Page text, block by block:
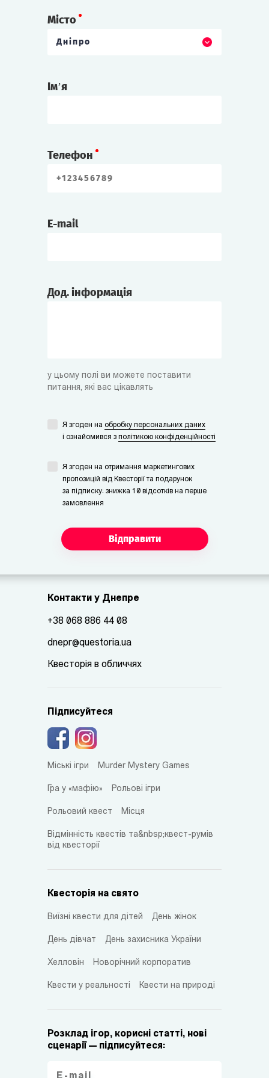
Місто
Дніпро
Ім’я
Телефон
E-mail
Дод. інформація
у цьому полі ви можете поставити
питання, які вас цікавлять
Я згоден на обробку персональних даних
i ознайомився з політикою конфіденційності
Я згоден на отримання маркетингових
пропозицій від Квесторії та подарунок
за підписку: знижка 10 відсотків на перше
замовлення
Відправити
Контакти у Днепре
+38 068 886 44 08
dnepr@questoria.ua
Квесторія в обличчях
Підписуйтеся
Міські ігри Murder Mystery Games
Гра у «мафію» Рольові ігри
Рольовий квест Місця
Відмінність квестів та&nbsp;квест-румів
від квесторії
Квесторія на свято
Виїзні квести для дітей День жінок
День дівчат День захисника України
Хелловін Новорічний корпоратив
Квести у реальності Квести на природі
Розклад ігор, корисні статті, нові
сценарії — підписуйтеся: